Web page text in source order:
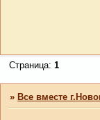
Страница:1
»Все вместе